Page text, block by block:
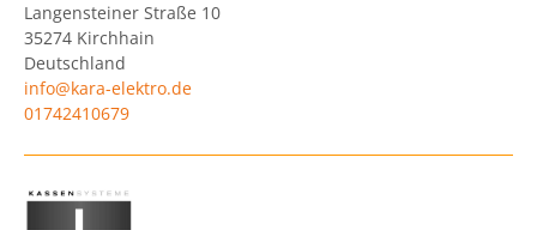
Langensteiner Straße 10
35274 Kirchhain
Deutschland
info@kara-elektro.de
01742410679